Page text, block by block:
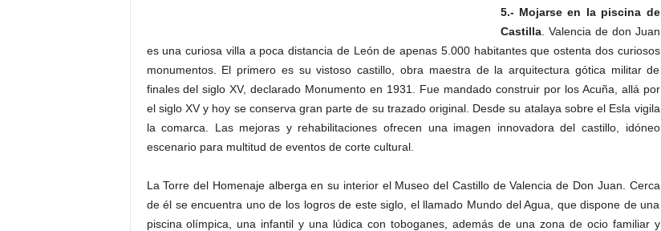
5.- Mojarse en la piscina de
Castilla. Valencia de don Juan
es una curiosa villa a poca distancia de León de apenas 5.000 habitantes que ostenta dos curiosos
monumentos. El primero es su vistoso castillo, obra maestra de la arquitectura gótica militar de
finales del siglo XV, declarado Monumento en 1931. Fue mandado construir por los Acuña, allá por
el siglo XV y hoy se conserva gran parte de su trazado original. Desde su atalaya sobre el Esla vigila
la comarca. Las mejoras y rehabilitaciones ofrecen una imagen innovadora del castillo, idóneo
escenario para multitud de eventos de corte cultural.
La Torre del Homenaje alberga en su interior el Museo del Castillo de Valencia de Don Juan. Cerca
de él se encuentra uno de los logros de este siglo, el llamado Mundo del Agua, que dispone de una
piscina olímpica, una infantil y una lúdica con toboganes, además de una zona de ocio familiar y